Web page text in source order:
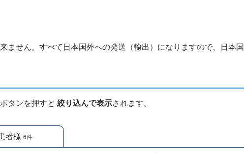
ません。すべて日本国外への発送（輸出）になりますので、日本
タンを押すと絞り込んで表示されます。
者様 6件